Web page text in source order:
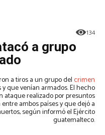
134
a grupo
a tiros a un grupo delcrimen
que venían armados. El hecho
ataque realizado por presuntos
ambos países y que dejó a
según informó el Ejército
guatemalteco.